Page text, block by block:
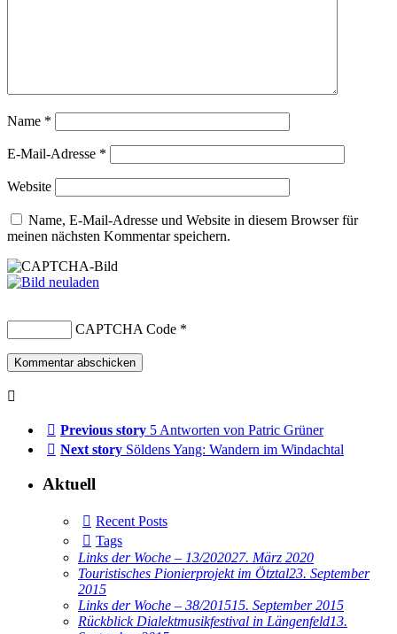
Name *
E-Mail-Adresse *
Website
Name, E-Mail-Adresse und Website in diesem Browser für
meinen nächsten Kommentar speichern.
CAPTCHA Code *
Previous story 5 Antworten von Patric Grüner
Next story Söldens Yang: Wandern im Windachtal
Aktuell
Recent Posts
Tags
Links der Woche – 13/202027. März 2020
Touristisches Pionierprojekt im Ötztal23. September
2015
Links der Woche – 38/201515. September 2015
Rückblick Dialektmusikfestival in Längenfeld13.